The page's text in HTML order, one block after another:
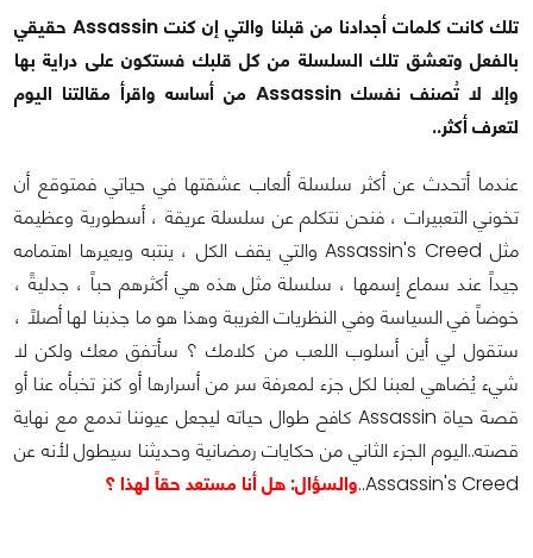
تلك كانت كلمات أجدادنا من قبلنا والتي إن كنت Assassin حقيقي
بالفعل وتعشق تلك السلسلة من كل قلبك فستكون على دراية بها
وإلا لا تُصنف نفسك Assassin من أساسه واقرأ مقالتنا اليوم
لتعرف أكثر..
عندما أتحدث عن أكثر سلسلة ألعاب عشقتها في حياتي فمتوقع أن
تخوني التعبيرات ، فنحن نتكلم عن سلسلة عريقة ، أسطورية وعظيمة
مثل Assassin's Creed والتي يقف الكل ، ينتبه ويعيرها اهتمامه
جيداً عند سماع إسمها ، سلسلة مثل هذه هي أكثرهم حباً ، جدليةً ،
خوضاً في السياسة وفي النظريات الغريبة وهذا هو ما جذبنا لها أصلاً ،
ستقول لي أين أسلوب اللعب من كلامك ؟ سأتفق معك ولكن لا
شيء يُضاهي لعبنا لكل جزء لمعرفة سر من أسرارها أو كنز تخبأه عنا أو
قصة حياة Assassin كافح طوال حياته ليجعل عيوننا تدمع مع نهاية
قصته..اليوم الجزء الثاني من حكايات رمضانية وحديثنا سيطول لأنه عن
Assassin's Creed.. والسؤال: هل أنا مستعد حقاً لهذا ؟